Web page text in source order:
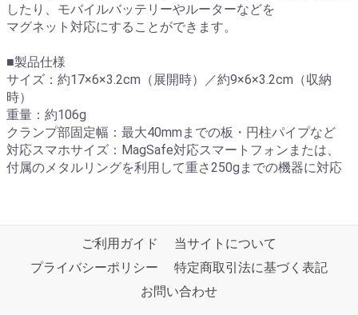
したり、モバイルバッテリーやルーターなどを
マグネット対応にすることができます。
■製品仕様
サイズ：約17×6×3.2cm（展開時）／約9×6×3.2cm（収納
時）
重量：約106g
クランプ部固定幅：最大40mmまでの板・円柱パイプなど
対応スマホサイズ：MagSafe対応スマートフォンまたは、
付属のメタルリングを利用して重さ250gまでの機器に対応
ご利用ガイド
当サイトについて
プライバシーポリシー
特定商取引法に基づく表記
お問い合わせ